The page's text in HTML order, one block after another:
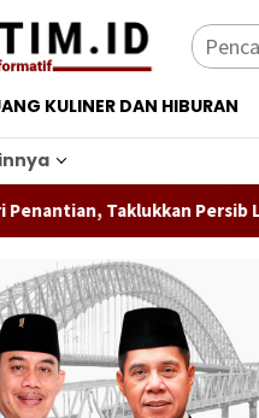
KULINER DAN HIBURAN
Persib Lewat Adu